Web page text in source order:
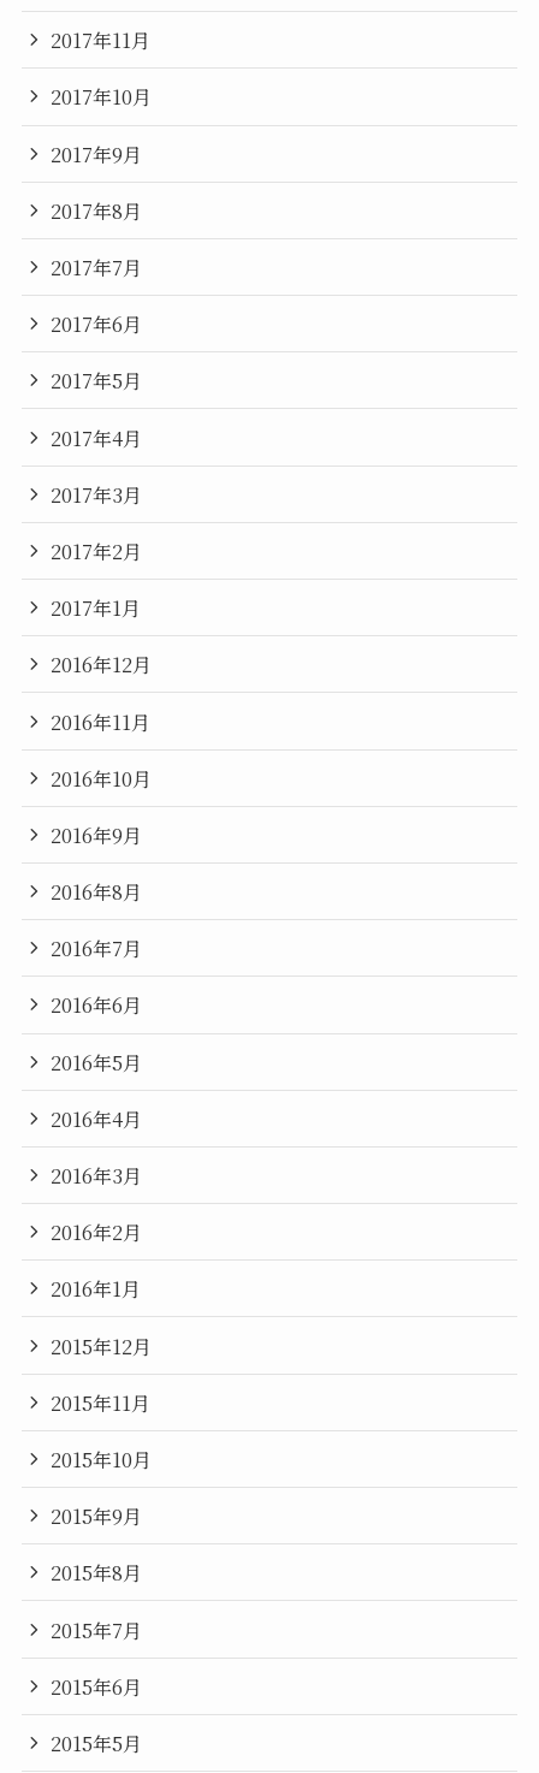
2017年11月
2017年10月
2017年9月
2017年8月
2017年7月
2017年6月
2017年5月
2017年4月
2017年3月
2017年2月
2017年1月
2016年12月
2016年11月
2016年10月
2016年9月
2016年8月
2016年7月
2016年6月
2016年5月
2016年4月
2016年3月
2016年2月
2016年1月
2015年12月
2015年11月
2015年10月
2015年9月
2015年8月
2015年7月
2015年6月
2015年5月